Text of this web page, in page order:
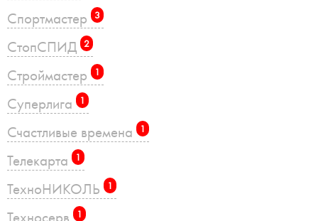
Спортмастер 3
СтопСПИД 2
Строймастер 1
Суперлига 1
Счастливые времена 1
Телекарта 1
ТехноНИКОЛЬ 1
Техносерв 1